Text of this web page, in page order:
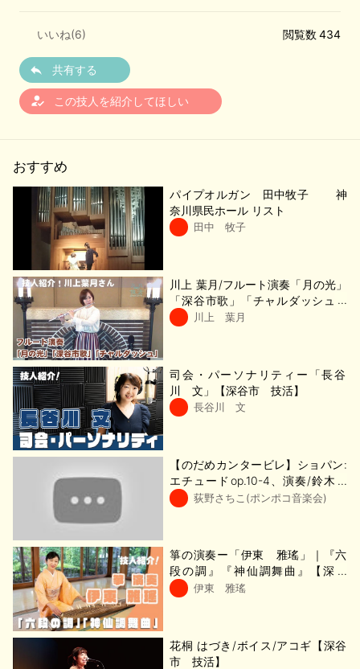
いいね(6) 閲覧数 434
共有する
how_to_reg この技人を紹介してほしい
おすすめ
パイプオルガン 田中牧子 神
奈川県民ホール リスト
田中 牧子
川上 葉月/フルート演奏「月の光」
「深谷市歌」「チャルダッシュ」
【深谷市 技活】
川上 葉月
司会・パーソナリティー「長谷
川 文」【深谷市 技活】
長谷川 文
【のだめカンタービレ】ショパン:
エチュードop.10-4、演奏/鈴木幸
子
荻野さちこ(ポンポコ音楽会)
箏の演奏ー「伊東 雅瑤」｜『六
段の調』『神仙調舞曲』【深谷
市 技活】
伊東 雅瑤
花桐 はづき/ボイス/アコギ【深谷
市 技活】